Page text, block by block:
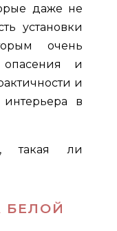
даже не
установки
очень
и
и
интерьера в
такая ли
БЕЛОЙ